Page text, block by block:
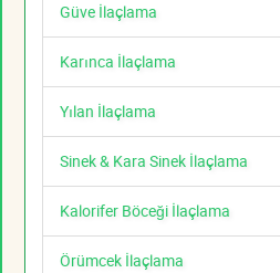
Güve İlaçlama
Karınca İlaçlama
Yılan İlaçlama
Sinek & Kara Sinek İlaçlama
Kalorifer Böceği İlaçlama
Örümcek İlaçlama